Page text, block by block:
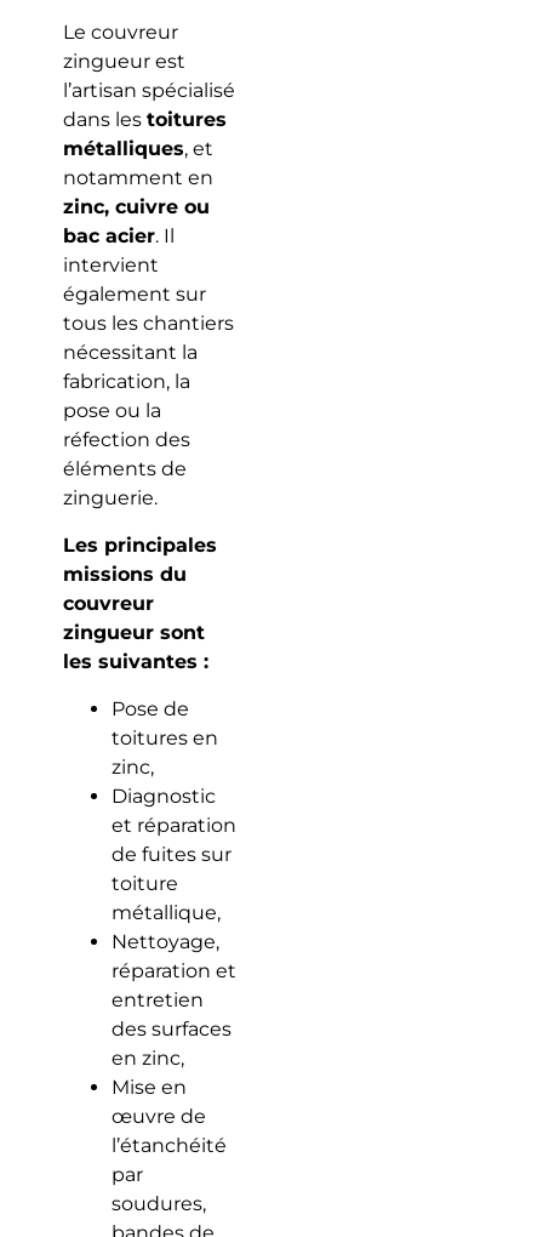
Le couvreur
zingueur est
l’artisan spécialisé
dans les toitures
métalliques, et
notamment en
zinc, cuivre ou
bac acier. Il
intervient
également sur
tous les chantiers
nécessitant la
fabrication, la
pose ou la
réfection des
éléments de
zinguerie.
Les principales
missions du
couvreur
zingueur sont
les suivantes :
Pose de
toitures en
zinc,
Diagnostic
et réparation
de fuites sur
toiture
métallique,
Nettoyage,
réparation et
entretien
des surfaces
en zinc,
Mise en
œuvre de
l’étanchéité
par
soudures,
bandes de